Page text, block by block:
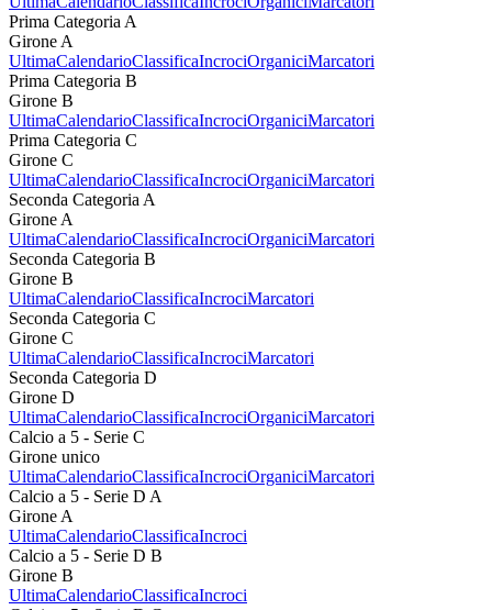
Prima Categoria A
Girone A
UltimaCalendarioClassificaIncrociOrganiciMarcatori
Prima Categoria B
Girone B
UltimaCalendarioClassificaIncrociOrganiciMarcatori
Prima Categoria C
Girone C
UltimaCalendarioClassificaIncrociOrganiciMarcatori
Seconda Categoria A
Girone A
UltimaCalendarioClassificaIncrociOrganiciMarcatori
Seconda Categoria B
Girone B
UltimaCalendarioClassificaIncrociMarcatori
Seconda Categoria C
Girone C
UltimaCalendarioClassificaIncrociMarcatori
Seconda Categoria D
Girone D
UltimaCalendarioClassificaIncrociOrganiciMarcatori
Calcio a 5 - Serie C
Girone unico
UltimaCalendarioClassificaIncrociOrganiciMarcatori
Calcio a 5 - Serie D A
Girone A
UltimaCalendarioClassificaIncroci
Calcio a 5 - Serie D B
Girone B
UltimaCalendarioClassificaIncroci